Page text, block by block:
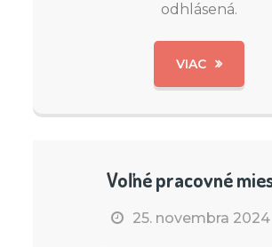
odhlásená.
VIAC
Voľné pracovné
25. novembra 2024